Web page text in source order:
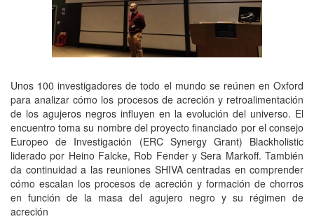
Unos 100 investigadores de todo el mundo se reúnen en Oxford
para analizar cómo los procesos de acreción y retroalimentación
de los agujeros negros influyen en la evolución del universo. El
encuentro toma su nombre del proyecto financiado por el consejo
Europeo de Investigación (ERC Synergy Grant) Blackholistic
liderado por Heino Falcke, Rob Fender y Sera Markoff. También
da continuidad a las reuniones SHIVA centradas en comprender
cómo escalan los procesos de acreción y formación de chorros
en función de la masa del agujero negro y su régimen de
acreción